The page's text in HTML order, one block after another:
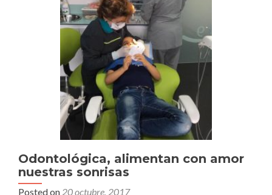
amor
Odontológica, alimentan con amor
nuestras sonrisas
Posted on 20 octubre, 2017